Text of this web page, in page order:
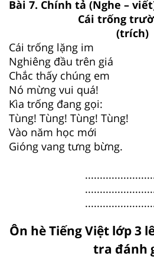
Bài 7. Chính tả (Nghe –
Cái trống
(trích)
Cái trống lặng im
Nghiêng đầu trên giá
Chắc thấy chúng em
Nó mừng vui quá!
Kìa trống đang gọi:
Tùng! Tùng! Tùng! Tùng!
Vào năm học mới
Gióng vang tưng bừng.
Ôn hè Tiếng Việt lớp 3
tra đánh